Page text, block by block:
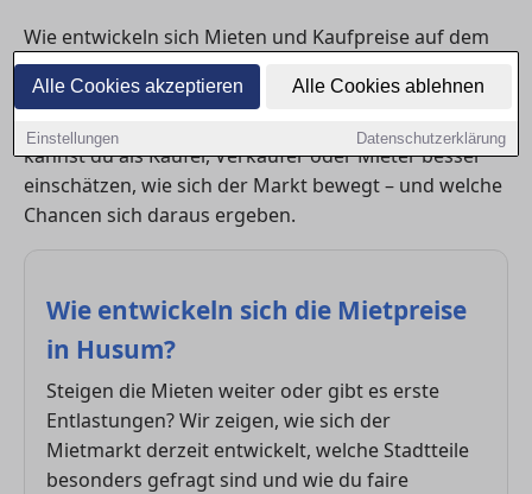
Alle Cookies akzeptieren Alle Cookies ablehnen
Einstellungen Datenschutzerklärung
Wie entwickeln sich Mieten und Kaufpreise auf dem
Immobilienmarkt in Husum? Dieser Ratgeber liefert
aktuelle Informationen zu Preisniveaus, regionalen
Trends und den wichtigsten Einflussfaktoren. So
kannst du als Käufer, Verkäufer oder Mieter besser
einschätzen, wie sich der Markt bewegt – und welche
Chancen sich daraus ergeben.
Wie entwickeln sich die Mietpreise
in Husum?
Steigen die Mieten weiter oder gibt es erste
Entlastungen? Wir zeigen, wie sich der
Mietmarkt derzeit entwickelt, welche Stadtteile
besonders gefragt sind und wie du faire